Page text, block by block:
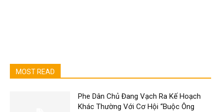
MOST READ
Phe Dân Chủ Đang Vạch Ra Kế Hoạch
Khác Thường Với Cơ Hội “Buộc Ông